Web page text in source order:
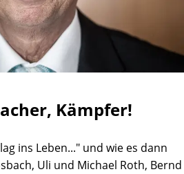
Kämpfer!
ins Leben..." und wie es dann
Uli und Michael Roth, Bernd